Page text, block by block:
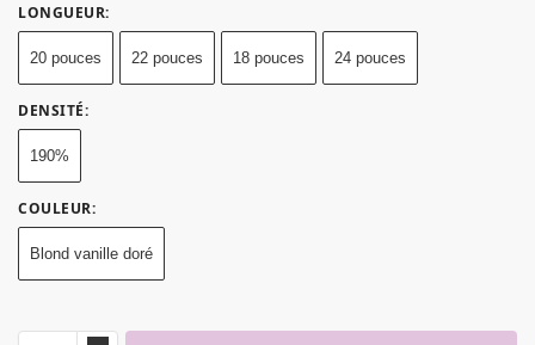
LONGUEUR:
20 pouces 22 pouces 18 pouces 24 pouces
DENSITÉ:
190%
COULEUR:
Blond vanille doré